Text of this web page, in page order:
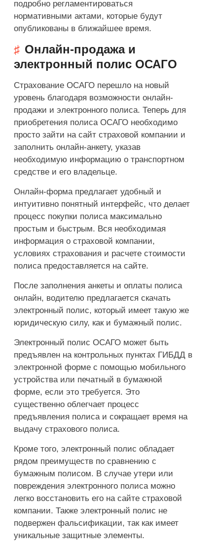
подробно регламентироваться
нормативными актами, которые будут
опубликованы в ближайшее время.
Онлайн-продажа и
электронный полис ОСАГО
Страхование ОСАГО перешло на новый
уровень благодаря возможности онлайн-
продажи и электронного полиса. Теперь для
приобретения полиса ОСАГО необходимо
просто зайти на сайт страховой компании и
заполнить онлайн-анкету, указав
необходимую информацию о транспортном
средстве и его владельце.
Онлайн-форма предлагает удобный и
интуитивно понятный интерфейс, что делает
процесс покупки полиса максимально
простым и быстрым. Вся необходимая
информация о страховой компании,
условиях страхования и расчете стоимости
полиса предоставляется на сайте.
После заполнения анкеты и оплаты полиса
онлайн, водителю предлагается скачать
электронный полис, который имеет такую же
юридическую силу, как и бумажный полис.
Электронный полис ОСАГО может быть
предъявлен на контрольных пунктах ГИБДД в
электронной форме с помощью мобильного
устройства или печатный в бумажной
форме, если это требуется. Это
существенно облегчает процесс
предъявления полиса и сокращает время на
выдачу страхового полиса.
Кроме того, электронный полис обладает
рядом преимуществ по сравнению с
бумажным полисом. В случае утери или
повреждения электронного полиса можно
легко восстановить его на сайте страховой
компании. Также электронный полис не
подвержен фальсификации, так как имеет
уникальные защитные элементы.